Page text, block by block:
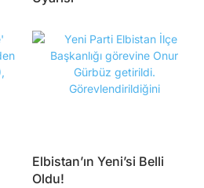
Elbistan’ın Yeni’si Belli
Oldu!